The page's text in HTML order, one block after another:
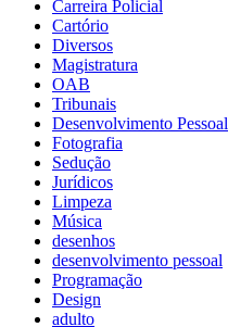
Carreira Policial
Cartório
Diversos
Magistratura
OAB
Tribunais
Desenvolvimento Pessoal
Fotografia
Sedução
Jurídicos
Limpeza
Música
desenhos
desenvolvimento pessoal
Programação
Design
adulto